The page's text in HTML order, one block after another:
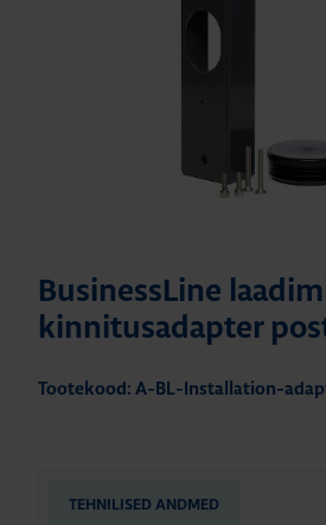
BusinessLine
kinnitusadapter
Tootekood: A-BL-Installation-
TEHNILISED ANDMED